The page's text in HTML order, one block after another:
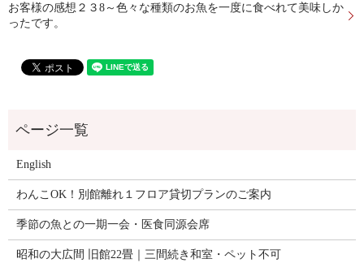
お客様の感想２３8～色々な種類のお魚を一度に食べれて美味しか
ったです。
English
わんこOK！別館離れ１フロア貸切プランのご案内
季節の魚との一期一会・医食同源会席
昭和の大広間 旧館22畳｜三間続き和室・ペット不可